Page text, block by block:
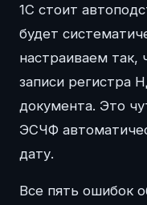
1С стоит
будет
настраиваем так,
записи регистра
документа. Это
ЭСЧФ
дату.
Все пять ошибок